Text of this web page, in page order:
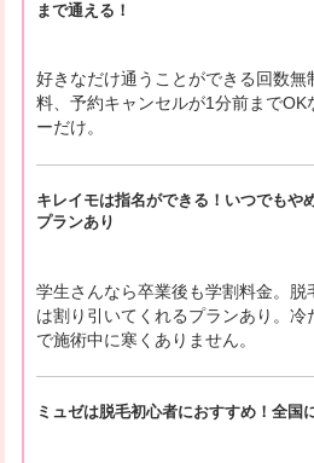
まで通える！
好きなだけ通うことができる回数無
料、予約キャンセルが1分前までOK
ーだけ。
キレイモは指名ができる！いつでもや
プランあり
学生さんなら卒業後も学割料金。脱
は割り引いてくれるプランあり。
で施術中に寒くありません。
ミュゼは脱毛初心者におすすめ！全国